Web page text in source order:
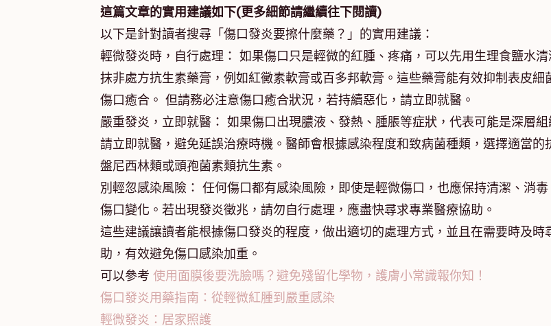
這篇文章的實用建議如下(更多細節請繼續往下閱讀)
以下是針對讀者搜尋「傷口發炎要擦什麼藥？」的實用建議：
輕微發炎時，自行處理： 如果傷口只是輕微的紅腫、疼痛，可以先用生理食鹽水
抹非處方抗生素藥膏，例如紅黴素軟膏或百多邦軟膏。這些藥膏能有效抑制表皮細
傷口癒合。 但請務必注意傷口癒合狀況，若持續惡化，請立即就醫。
嚴重發炎，立即就醫： 如果傷口出現膿液、發熱、腫脹等症狀，代表可能是深層
請立即就醫，避免延誤治療時機。醫師會根據感染程度和致病菌種類，選擇適當的
盤尼西林類或頭孢菌素類抗生素。
別輕忽感染風險： 任何傷口都有感染風險，即使是輕微傷口，也應保持清潔、消
傷口變化。若出現發炎徵兆，請勿自行處理，應盡快尋求專業醫療協助。
這些建議讓讀者能根據傷口發炎的程度，做出適切的處理方式，並且在需要時及時
助，有效避免傷口感染加重。
可以參考 使用面膜後要洗臉嗎？避免殘留化學物，護膚小常識報你知！
傷口發炎用藥指南：從輕微紅腫到嚴重感染
輕微發炎：居家照護